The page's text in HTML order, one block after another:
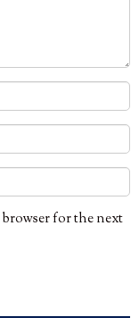
browser for the next